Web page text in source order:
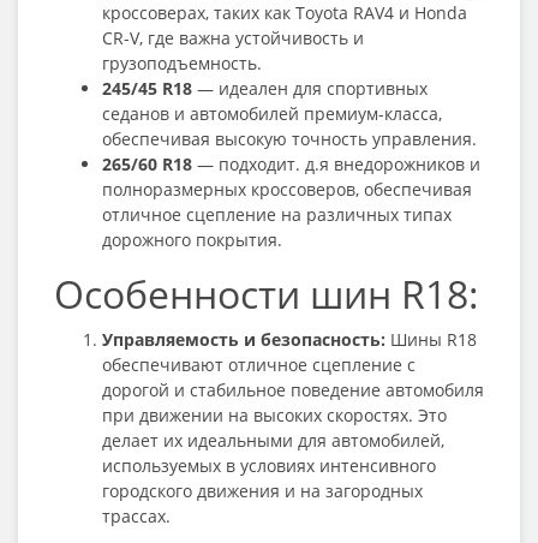
кроссоверах, таких как Toyota RAV4 и Honda
CR-V, где важна устойчивость и
грузоподъемность.
245/45 R18 — идеален для спортивных
седанов и автомобилей премиум-класса,
обеспечивая высокую точность управления.
265/60 R18 — подходит. д.я внедорожников и
полноразмерных кроссоверов, обеспечивая
отличное сцепление на различных типах
дорожного покрытия.
Особенности шин R18:
Управляемость и безопасность: Шины R18
обеспечивают отличное сцепление с
дорогой и стабильное поведение автомобиля
при движении на высоких скоростях. Это
делает их идеальными для автомобилей,
используемых в условиях интенсивного
городского движения и на загородных
трассах.